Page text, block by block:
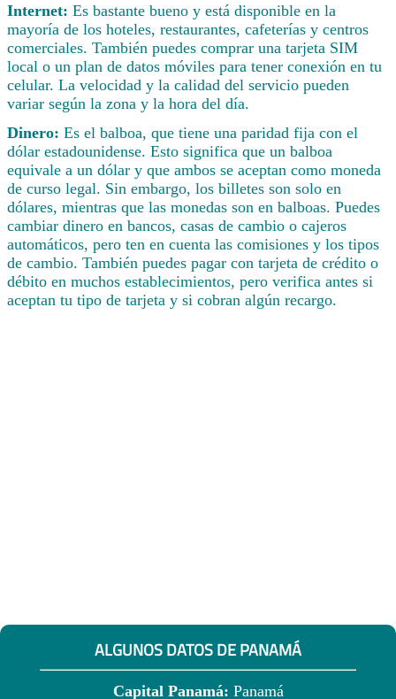
Internet: Es bastante bueno y está disponible en la
mayoría de los hoteles, restaurantes, cafeterías y centros
comerciales. También puedes comprar una tarjeta SIM
local o un plan de datos móviles para tener conexión en tu
celular. La velocidad y la calidad del servicio pueden
variar según la zona y la hora del día.
Dinero: Es el balboa, que tiene una paridad fija con el
dólar estadounidense. Esto significa que un balboa
equivale a un dólar y que ambos se aceptan como moneda
de curso legal. Sin embargo, los billetes son solo en
dólares, mientras que las monedas son en balboas. Puedes
cambiar dinero en bancos, casas de cambio o cajeros
automáticos, pero ten en cuenta las comisiones y los tipos
de cambio. También puedes pagar con tarjeta de crédito o
débito en muchos establecimientos, pero verifica antes si
aceptan tu tipo de tarjeta y si cobran algún recargo.
ALGUNOS DATOS DE PANAMÁ
Capital Panamá: Panamá